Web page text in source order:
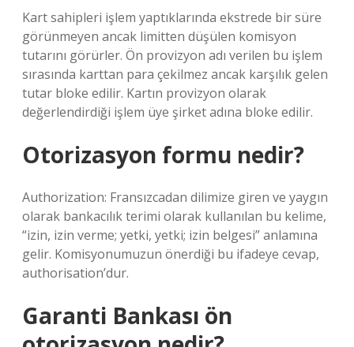
Kart sahipleri işlem yaptıklarında ekstrede bir süre
görünmeyen ancak limitten düşülen komisyon
tutarını görürler. Ön provizyon adı verilen bu işlem
sırasında karttan para çekilmez ancak karşılık gelen
tutar bloke edilir. Kartın provizyon olarak
değerlendirdiği işlem üye şirket adına bloke edilir.
Otorizasyon formu nedir?
Authorization: Fransızcadan dilimize giren ve yaygın
olarak bankacılık terimi olarak kullanılan bu kelime,
“izin, izin verme; yetki, yetki; izin belgesi” anlamına
gelir. Komisyonumuzun önerdiği bu ifadeye cevap,
authorisation’dur.
Garanti Bankası ön